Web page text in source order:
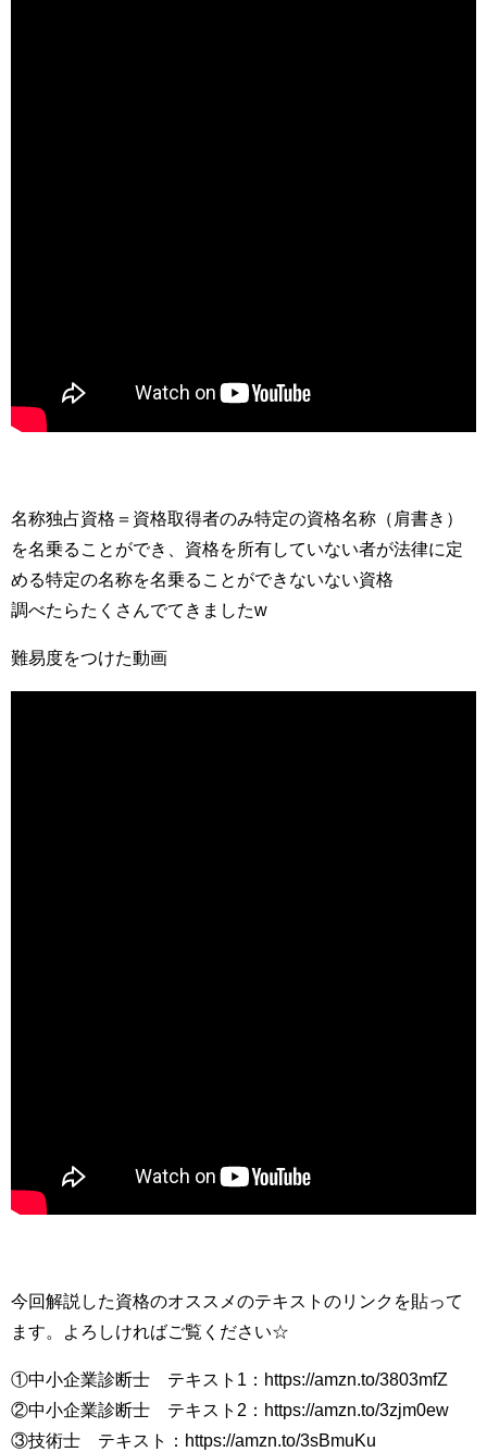
名称独占資格＝資格取得者のみ特定の資格名称（肩書き）
を名乗ることができ、資格を所有していない者が法律に定
める特定の名称を名乗ることができないない資格
調べたらたくさんでてきましたw
難易度をつけた動画
今回解説した資格のオススメのテキストのリンクを貼って
ます。よろしければご覧ください☆
①中小企業診断士 テキスト1：https://amzn.to/3803mfZ
②中小企業診断士 テキスト2：https://amzn.to/3zjm0ew
③技術士 テキスト：https://amzn.to/3sBmuKu